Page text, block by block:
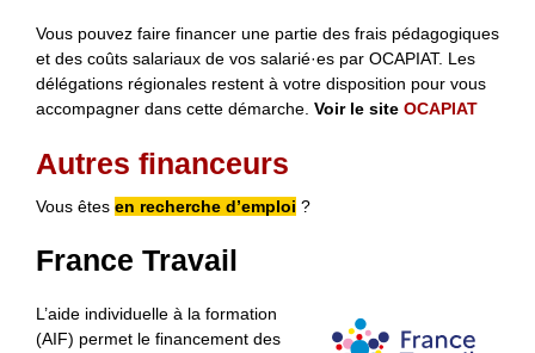
Vous pouvez faire financer une partie des frais pédagogiques
et des coûts salariaux de vos salarié·es par OCAPIAT. Les
délégations régionales restent à votre disposition pour vous
accompagner dans cette démarche. Voir le site OCAPIAT
Autres financeurs
Vous êtes en recherche d’emploi ?
France Travail
L’aide individuelle à la formation
(AIF) permet le financement des